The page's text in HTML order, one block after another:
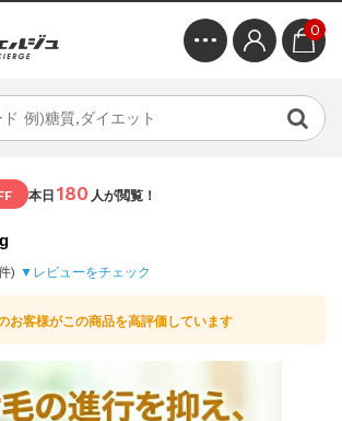
0
本日 180 人が閲覧！
) ▼レビューをチェック
お客様がこの商品を高評価しています